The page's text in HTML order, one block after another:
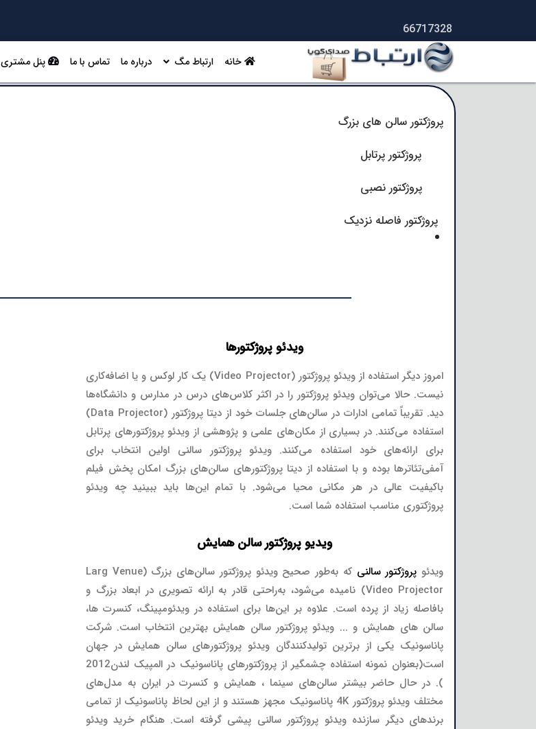
66717328
خانه ارتباط مگ درباره ما تماس با ما پنل مشتری
پروژکتور سالن های بزرگ
پروژکتور پرتابل
پروژکتور نصبی
پروژکتور فاصله نزدیک
ویدئو پروژکتورها
امروز دیگر استفاده از ویدئو پروژکتور (Video Projector) یک کار لوکس و یا اضافه‌کاری
نیست. حالا می‌توان ویدئو پروژکتور را در اکثر کلاس‌های درس در مدارس و دانشگاه‌ها
دید. تقریباً تمامی ادارات در سالن‌های جلسات خود از دیتا پروژکتور (Data Projector)
استفاده می‌کنند. در بسیاری از مکان‌های علمی و پژوهشی از ویدئو پروژکتورهای پرتابل
برای ارائه‌های خود استفاده می‌کنند. ویدئو پروژکتور سالنی اولین انتخاب برای
آمفی‌تئاترها بوده و با استفاده از دیتا پروژکتورهای سالن‌های بزرگ امکان پخش فیلم
باکیفیت عالی در هر مکانی محیا می‌شود. با تمام این‌ها باید ببینید چه ویدئو
پروژکتوری مناسب استفاده شما است.
ویدیو پروژکتور سالن همایش
ویدئو پروژکتور سالنی
که به‌طور صحیح ویدئو پروژکتور سالن‌های بزرگ (Larg Venue
Video Projector) نامیده می‌شود، به‌راحتی قادر به ارائه تصویری در ابعاد بزرگ و
بافاصله زیاد از پرده است. علاوه بر این‌ها برای استفاده در ویدئومپینگ، کنسرت ها،
سالن های همایش و ... ویدئو پروژکتور سالن‌ همایش بهترین انتخاب است. شرکت
پاناسونیک یکی از برترین تولیدکنندگان ویدئو پروژکتورهای سالن‌ همایش در جهان
است(بعنوان نمونه استفاده چشمگیر از پروژکتورهای پاناسونیک در المپیک لندن2012
). در حال حاضر بیشتر سالن‌های سینما ، همایش و کنسرت در ایران به مدل‌های
مختلف ویدئو پروژکتور 4K پاناسونیک مجهز هستند و از این لحاظ پاناسونیک از تمامی
برندهای دیگر سازنده ویدئو پروژکتور سالنی پیشی گرفته است. هنگام خرید ویدئو